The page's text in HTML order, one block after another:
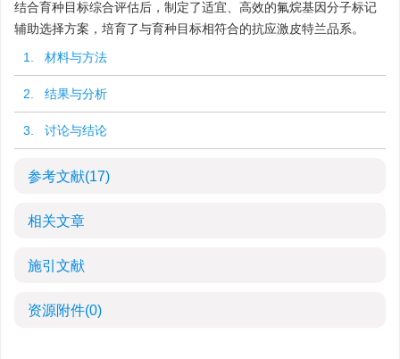
结合育种目标综合评估后，制定了适宜、高效的氟烷基因分子标记
辅助选择方案，培育了与育种目标相符合的抗应激皮特兰品系。
1. 材料与方法
2. 结果与分析
3. 讨论与结论
参考文献(17)
相关文章
施引文献
资源附件(0)